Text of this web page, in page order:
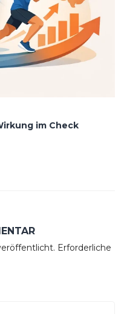
im Check
Erforderliche